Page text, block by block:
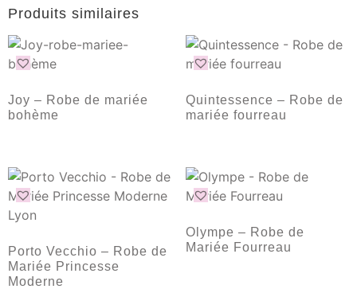
Produits similaires
Joy – Robe de mariée
bohème
Quintessence – Robe de
mariée fourreau
Porto Vecchio – Robe de
Mariée Princesse
Moderne
Olympe – Robe de
Mariée Fourreau